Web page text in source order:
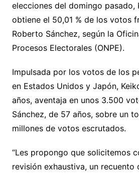
elecciones del domingo pasado,
obtiene el 50,01 % de los votos
Roberto Sánchez, según la
Procesos Electorales (ONPE).
Impulsada por los votos de los
en Estados Unidos y Japón,
años, aventaja en unos 3.500
Sánchez, de 57 años, sobre un
millones de votos escrutados.
“Les propongo que solicitemos
revisión exhaustiva, un